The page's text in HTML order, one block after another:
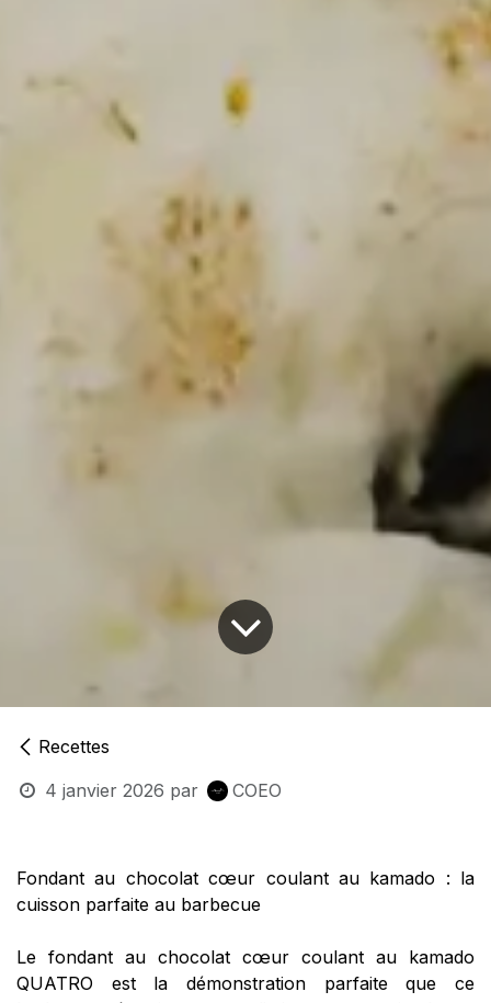
Recettes
4 janvier 2026 par COEO
Fondant au chocolat cœur coulant au kamado : la
cuisson parfaite au barbecue
Le fondant au chocolat cœur coulant au kamado
QUATRO est la démonstration parfaite que ce